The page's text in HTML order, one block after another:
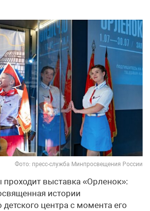
Фото: пресс-служба Минпросвещения России
выставка «Орленок»:
истории
детского центра с момента его